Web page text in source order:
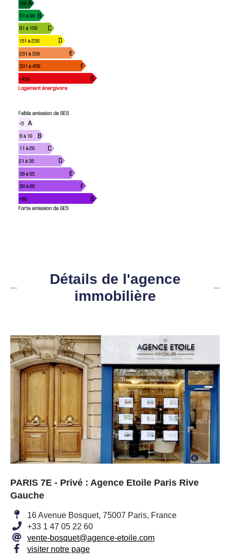
Détails de l'agence
immobilière
PARIS 7E - Privé : Agence Etoile Paris Rive
Gauche
16 Avenue Bosquet, 75007 Paris, France
+33 1 47 05 22 60
vente-bosquet@agence-etoile.com
visiter notre page